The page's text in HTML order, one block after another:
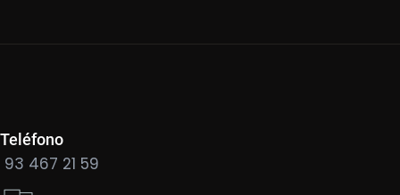
Teléfono
93 467 21 59